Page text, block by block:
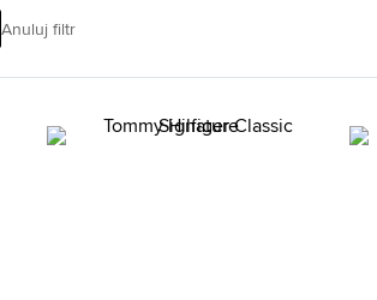
Anuluj filtr